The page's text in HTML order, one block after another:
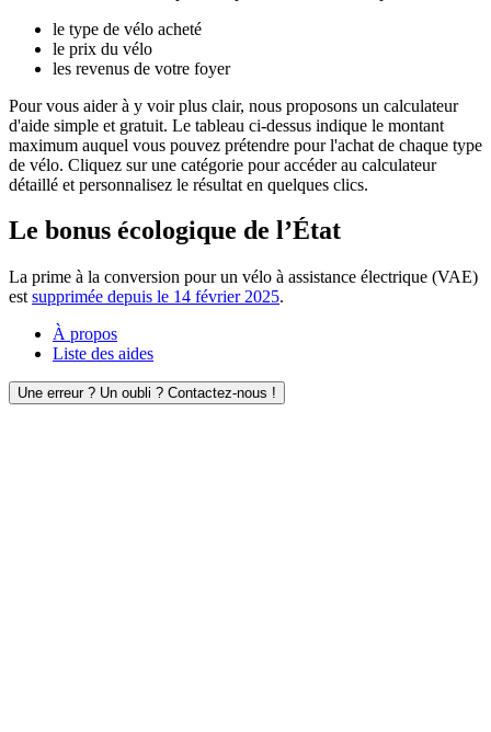
le type de vélo acheté
le prix du vélo
les revenus de votre foyer
Pour vous aider à y voir plus clair, nous proposons un calculateur
d'aide simple et gratuit. Le tableau ci-dessus indique le montant
maximum auquel vous pouvez prétendre pour l'achat de chaque type
de vélo. Cliquez sur une catégorie pour accéder au calculateur
détaillé et personnalisez le résultat en quelques clics.
Le bonus écologique de l’État
La prime à la conversion pour un vélo à assistance électrique (VAE)
est supprimée depuis le 14 février 2025.
À propos
Liste des aides
Une erreur ? Un oubli ? Contactez-nous !